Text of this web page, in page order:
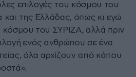
επιλογές του κόσμου του
και της Ελλάδας, όπως κι εγώ
κόσμου του ΣΥΡΙΖΑ, αλλά πριν
ενός ανθρώπου σε ένα
όλα αρχίζουν από κάπου